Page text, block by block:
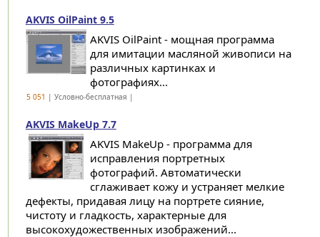
AKVIS OilPaint 9.5
AKVIS OilPaint - мощная программа
для имитации масляной живописи на
различных картинках и
фотографиях...
5 051 | Условно-бесплатная |
AKVIS MakeUp 7.7
AKVIS MakeUp - программа для
исправления портретных
фотографий. Автоматически
сглаживает кожу и устраняет мелкие
дефекты, придавая лицу на портрете сияние,
чистоту и гладкость, характерные для
высокохудожественных изображений...